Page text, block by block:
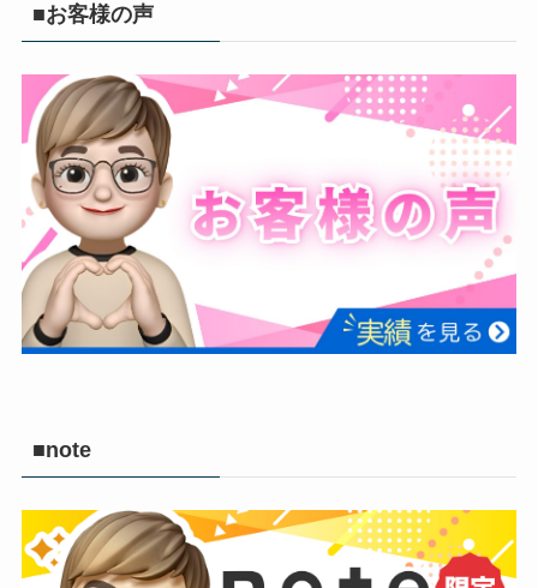
■お客様の声
■note